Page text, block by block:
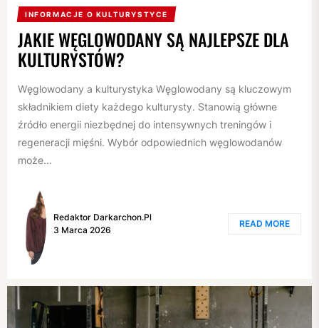
INFORMACJE O KULTURYSTYCE
JAKIE WĘGLOWODANY SĄ NAJLEPSZE DLA
KULTURYSTÓW?
Węglowodany a kulturystyka Węglowodany są kluczowym
składnikiem diety każdego kulturysty. Stanowią główne
źródło energii niezbędnej do intensywnych treningów i
regeneracji mięśni. Wybór odpowiednich węglowodanów
może...
Redaktor Darkarchon.pl
3 Marca 2026
READ MORE